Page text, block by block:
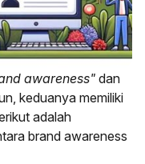
awareness"dan
keduanya memiliki
adalah
brand awareness